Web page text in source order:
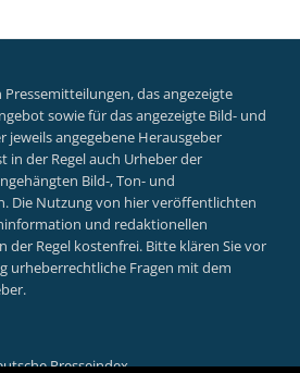
das angezeigte
sowie für das angezeigte Bild- und
jeweils angegebene Herausgeber
in der Regel auch Urheber der
Bild-, Ton- und
Die Nutzung von hier veröffentlichten
und redaktionellen
der Regel kostenfrei. Bitte klären Sie vor
urheberrechtliche Fragen mit dem
Presseindex